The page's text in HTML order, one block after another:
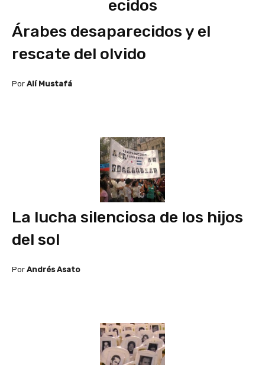
Árabes desaparecidos y el
rescate del olvido
Por Alí Mustafá
La lucha silenciosa de los hijos
del sol
Por Andrés Asato